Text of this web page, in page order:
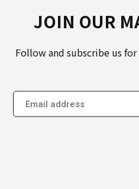
JOIN OUR
Follow and subscribe us